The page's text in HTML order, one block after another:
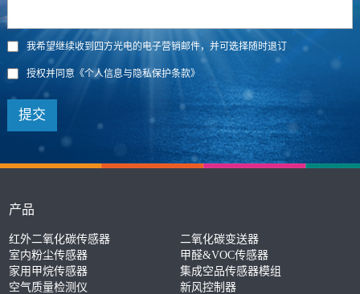
我希望继续收到四方光电的电子营销邮件，并可选择随时退订
授权并同意《个人信息与隐私保护条款》
提交
产品
红外二氧化碳传感器
二氧化碳变送器
室内粉尘传感器
甲醛&VOC传感器
家用甲烷传感器
集成空品传感器模组
空气质量检测仪
新风控制器